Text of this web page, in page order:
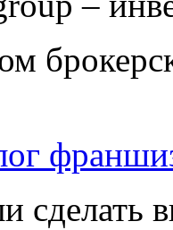
сделать